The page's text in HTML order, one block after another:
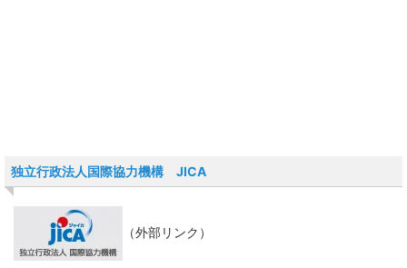
独立行政法人国際協力機構 JICA
（外部リンク）